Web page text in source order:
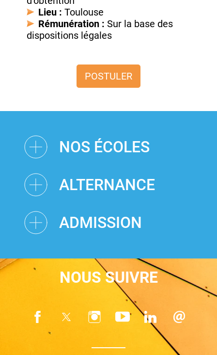
Lieu : Toulouse
Rémunération : Sur la base des
dispositions légales
POSTULER
NOS ÉCOLES
ALTERNANCE
ADMISSION
NOUS SUIVRE